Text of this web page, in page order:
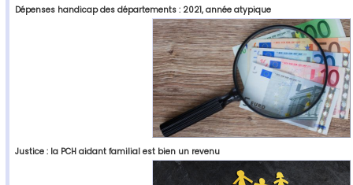
Dépenses handicap des départements : 2021, année atypique
Justice : la PCH aidant familial est bien un revenu